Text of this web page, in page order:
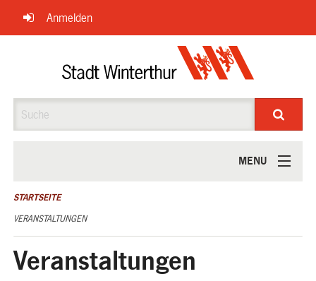
Navigation
überspringen
Anmelden
MENU
ÜBER UNS
STARTSEITE
VERANSTALTUNGEN
Veranstaltungen